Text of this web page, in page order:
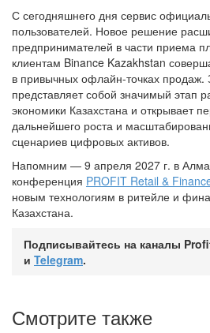
С сегодняшнего дня сервис
пользователей. Новое решение
предпринимателей в части приема
клиентам Binance Kazakhstan
в привычных офлайн-точках продаж.
представляет собой значимый этап
экономики Казахстана и открывает
дальнейшего роста и
сценариев цифровых активов.
Напомним — 9 апреля 2027 г. в
конференция PROFIT Retail &
новым технологиям в ритейле и
Казахстана.
Подписывайтесь на каналы
и Telegram.
Смотрите также